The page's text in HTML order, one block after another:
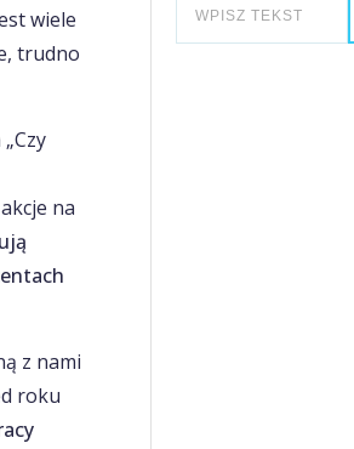
wiele
trudno
na
z nami
roku